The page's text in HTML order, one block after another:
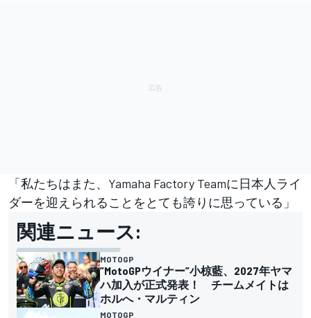
「私たちはまた、Yamaha Factory Teamに日本人ライ
ダーを迎えられることをとても誇りに思っている」
関連ニュース:
MOTOGP
”MotoGPウイナー”小椋藍、2027年ヤマ
ハ加入が正式発表！ チームメイトは
ホルへ・マルティン
MOTOGP